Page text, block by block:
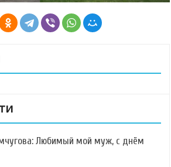
Любимый мой муж, с днём